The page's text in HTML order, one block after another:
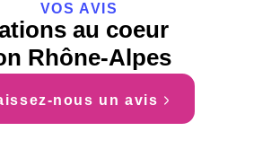
VOS AVIS
au coeur
Rhône-Alpes
nous un avis